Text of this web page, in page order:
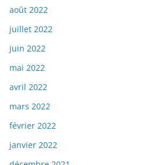
août 2022
juillet 2022
juin 2022
mai 2022
avril 2022
mars 2022
février 2022
janvier 2022